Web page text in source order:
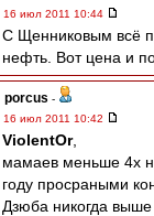
16 июл 2011 10:44
С Щенниковым всё
нефть. Вот цена и
porcus -
16 июл 2011 10:42
ViolentOr,
мамаев меньше 4х
году просраными
Дзюба никогда